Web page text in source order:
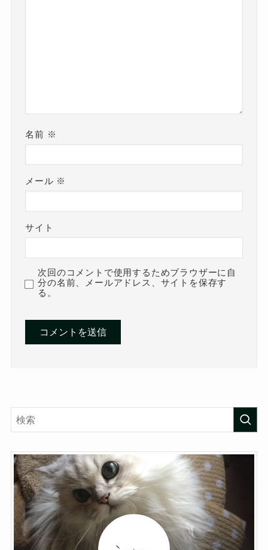
名前 ※
メール ※
サイト
次回のコメントで使用するためブラウザーに自
分の名前、メールアドレス、サイトを保存す
る。